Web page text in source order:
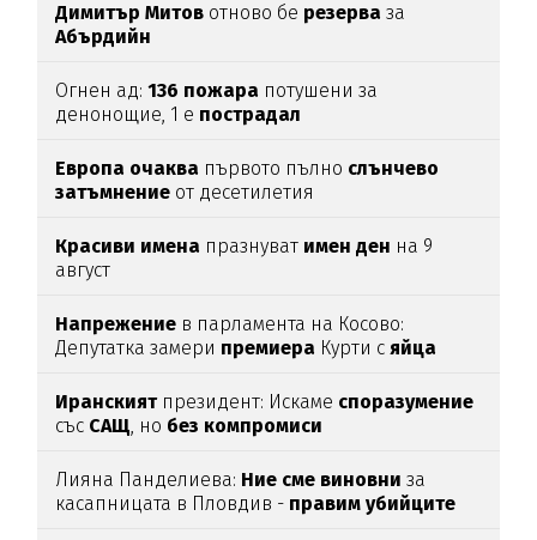
Димитър Митов отново бе резерва за
Абърдийн
Огнен ад:136 пожара потушени за
денонощие, 1 е пострадал
Европа очаква първото пълно слънчево
затъмнение от десетилетия
Красиви имена празнуват имен ден на 9
август
Напрежение в парламента на Косово:
Депутатка замери премиера Курти сяйца
Иранскиятпрезидент: Искаме споразумение
със САЩ, но без компромиси
Лияна Панделиева: Ние сме виновниза
касапницата в Пловдив - правим убийците